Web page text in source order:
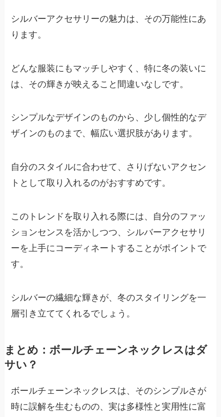
シルバーアクセサリーの魅力は、その万能性にあ
ります。
どんな服装にもマッチしやすく、特に冬の装いに
は、その輝きが映えること間違いなしです。
シンプルなデザインのものから、少し個性的なデ
ザインのものまで、幅広い選択肢があります。
自分のスタイルに合わせて、さりげないアクセン
トとして取り入れるのがおすすめです。
このトレンドを取り入れる際には、自分のファッ
ションセンスを活かしつつ、シルバーアクセサリ
ーを上手にコーディネートすることがポイントで
す。
シルバーの繊細な輝きが、冬のスタイリングを一
層引き立ててくれるでしょう。
まとめ：ボールチェーンネックレスはダ
サい？
ボールチェーンネックレスは、そのシンプルさが
時に誤解を生むものの、実は多様性と実用性に富